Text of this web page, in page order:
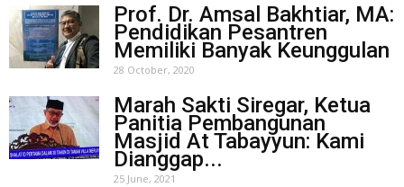
Prof. Dr. Amsal Bakhtiar, MA:
Pendidikan Pesantren
Memiliki Banyak Keunggulan
28 October, 2020
Marah Sakti Siregar, Ketua
Panitia Pembangunan
Masjid At Tabayyun: Kami
Dianggap...
25 June, 2021